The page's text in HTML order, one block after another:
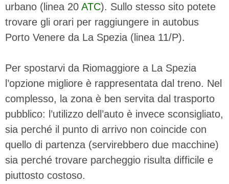
urbano (linea 20 ATC). Sullo stesso sito potete
trovare gli orari per raggiungere in autobus
Porto Venere da La Spezia (linea 11/P).
Per spostarvi da Riomaggiore a La Spezia
l’opzione migliore è rappresentata dal treno. Nel
complesso, la zona è ben servita dal trasporto
pubblico: l’utilizzo dell’auto è invece sconsigliato,
sia perché il punto di arrivo non coincide con
quello di partenza (servirebbero due macchine)
sia perché trovare parcheggio risulta difficile e
piuttosto costoso.